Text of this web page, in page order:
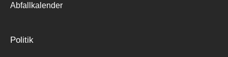
Abfallkalender
Politik